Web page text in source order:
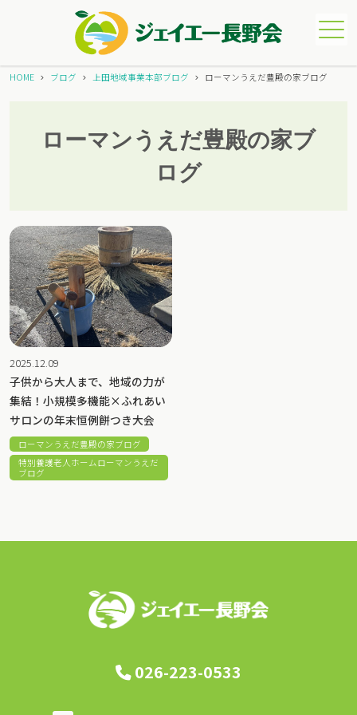
メニュー
HOME ブログ 上田地域事業本部ブログ ローマンうえだ豊殿の家ブログ
ローマンうえだ豊殿の家ブ
ログ
子供から大人まで、地域の力が
集結！小規模多機能×ふれあい
サロンの年末恒例餅つき大会
2025.12.09
ローマンうえだ豊殿の家ブログ
特別養護老人ホームローマンうえだ
ブログ
026-223-0533